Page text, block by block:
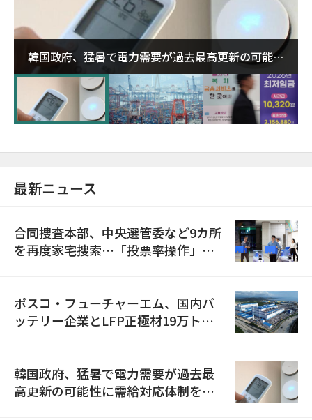
韓国政府、猛暑で電力需要が過去最高更新の可能性
に需給対応体制を点検
最新ニュース
合同捜査本部、中央選管委など9カ所
を再度家宅捜索…「投票率操作」の
ポスコ・フューチャーエム、国内バ
ッテリー企業とLFP正極材19万トン
韓国政府、猛暑で電力需要が過去最
高更新の可能性に需給対応体制を点